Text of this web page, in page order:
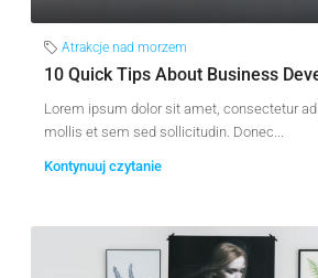
Atrakcje nad morzem
10 Quick Tips About Business
Lorem ipsum dolor sit amet, consectetur
mollis et sem sed sollicitudin. Donec...
Kontynuuj czytanie